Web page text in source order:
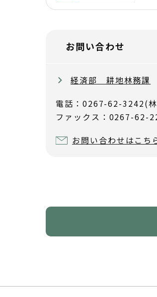
お問い合わせ
経済部 耕地林務課
電話：0267-62-3242(
ファックス：0267-62-
お問い合わせはこち